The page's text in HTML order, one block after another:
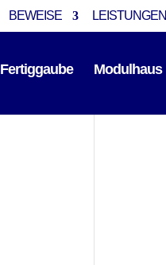
BEWEISE LEISTUNGEN
Fertiggaube Modulhaus